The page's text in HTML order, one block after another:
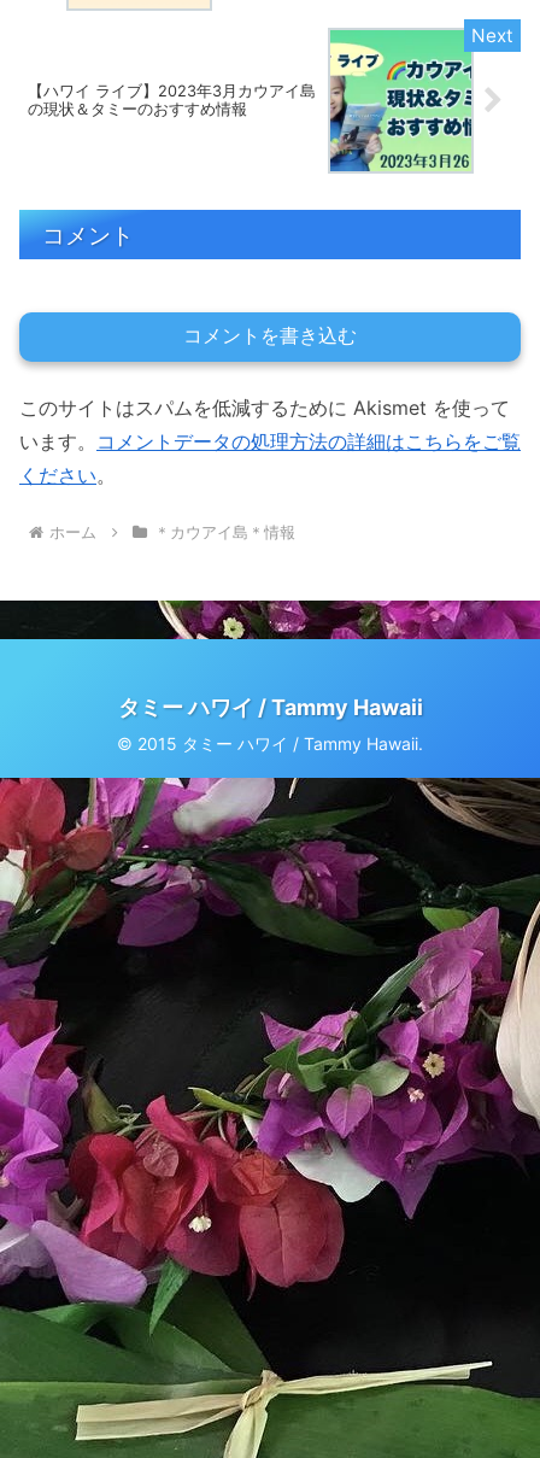
【ハワイ ライブ】2023年3月カウアイ島
の現状＆タミーのおすすめ情報
コメント
コメントを書き込む
このサイトはスパムを低減するために Akismet を使って
います。 コメントデータの処理方法の詳細はこちらをご覧
ください。
ホーム ＊カウアイ島＊情報
タミー ハワイ / Tammy Hawaii
© 2015 タミー ハワイ / Tammy Hawaii.